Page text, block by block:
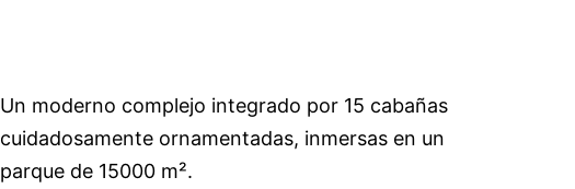
Un moderno complejo integrado por 15 cabañas
cuidadosamente ornamentadas, inmersas en un
parque de 15000 m².